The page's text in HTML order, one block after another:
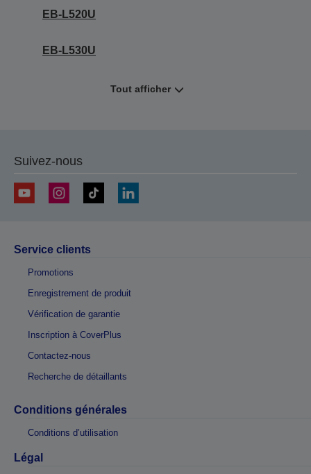
EB-L520U
EB-L530U
Tout afficher
Suivez-nous
Service clients
Promotions
Enregistrement de produit
Vérification de garantie
Inscription à CoverPlus
Contactez-nous
Recherche de détaillants
Conditions générales
Conditions d’utilisation
Légal